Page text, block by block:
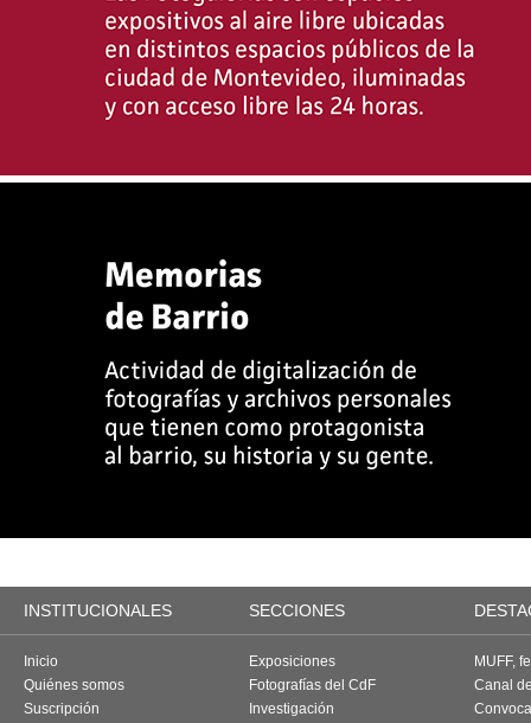
INSTITUCIONALES SECCIONES
Inicio
Quiénes somos
Suscripción
Exposiciones
Fotografías del CdF
Investigación
MUFF,
Canal